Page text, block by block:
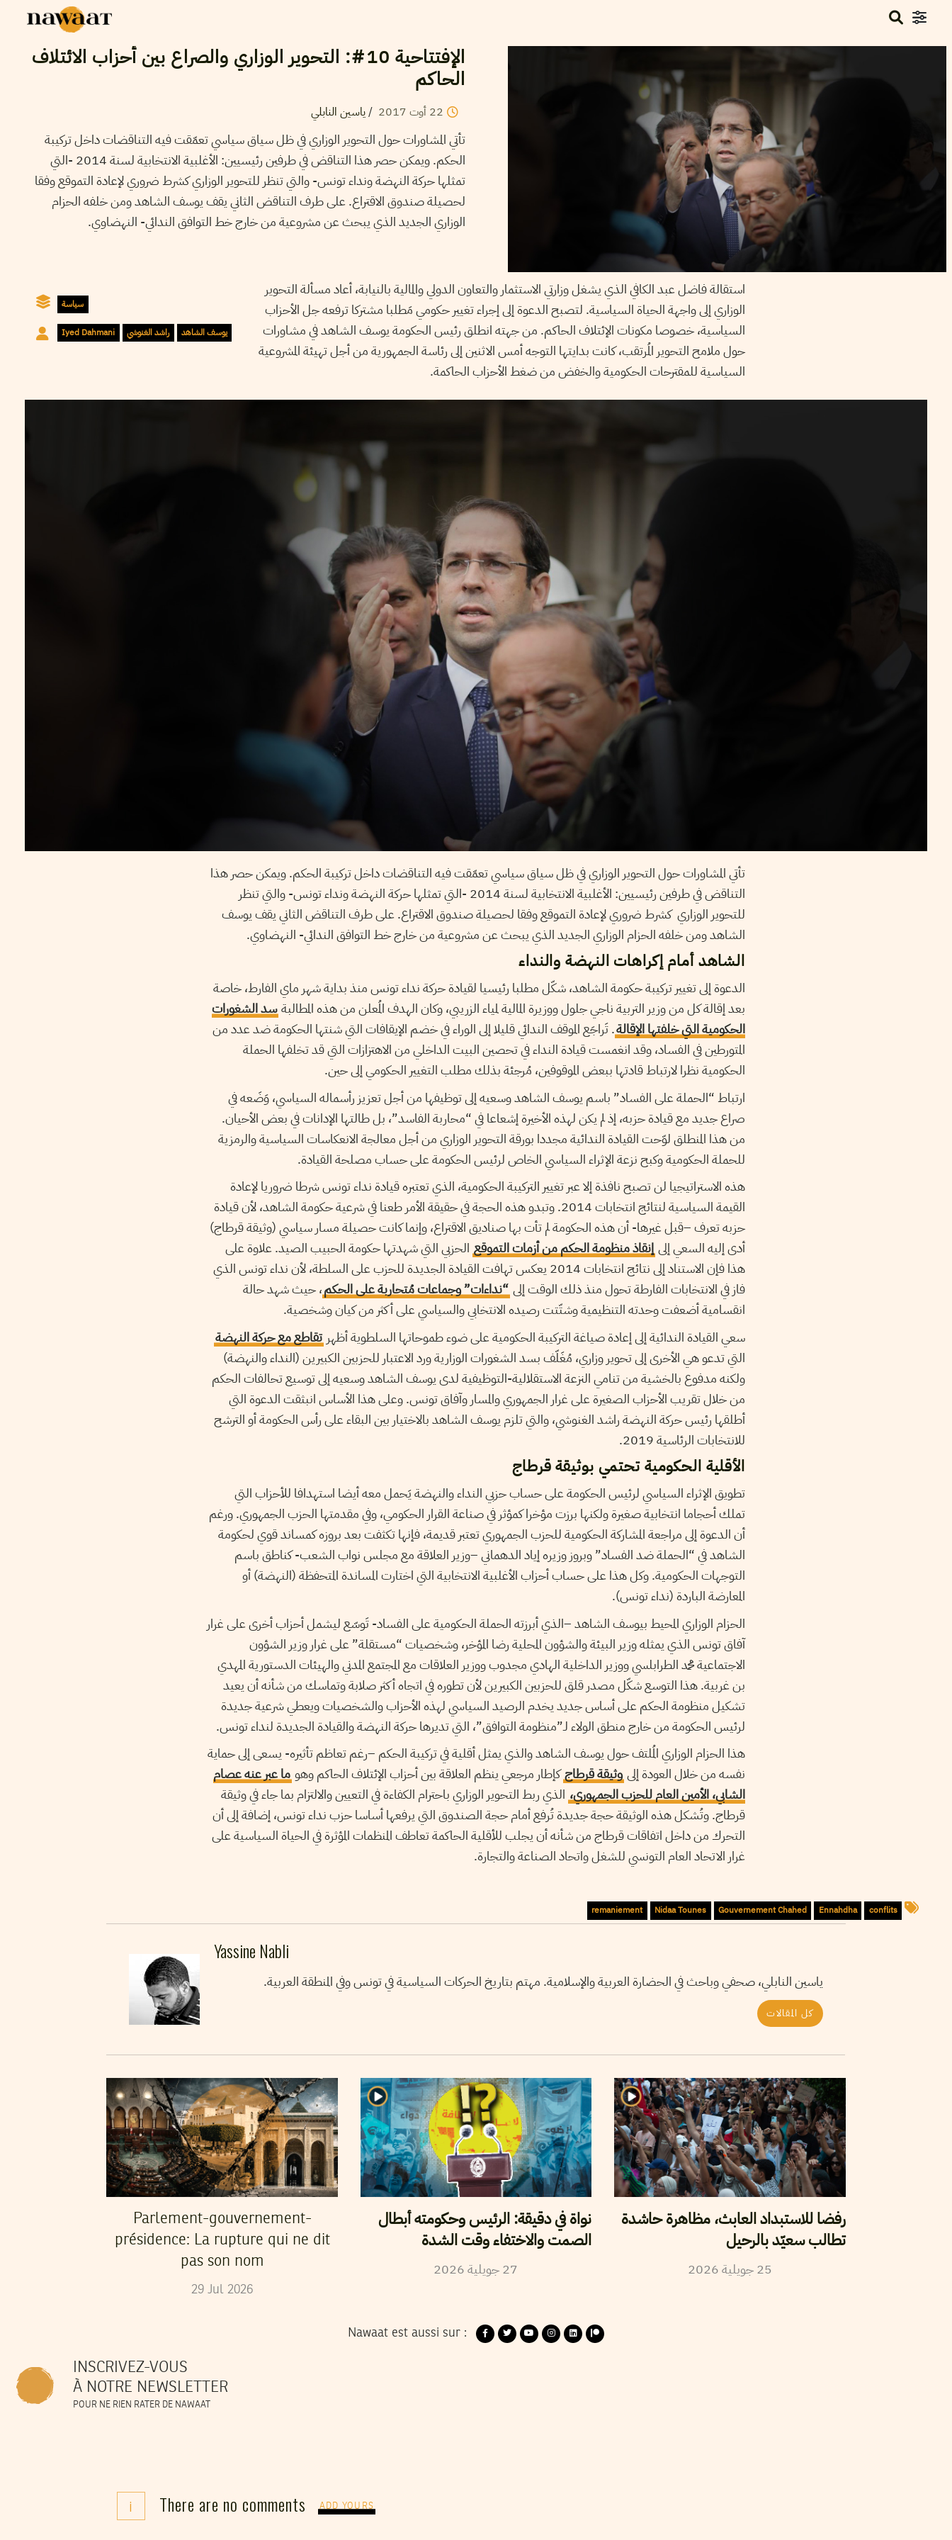
الإفتتاحية 10#: التحوير الوزاري والصراع بين أحزاب الائتلاف
الحاكم
22 أوت 2017
/ياسين النابلي
تأتي المشاورات حول التحوير الوزاري في ظل سياق سياسي تعمّقت فيه التناقضات داخل تركيبة
الحكم. ويمكن حصر هذا التناقض في طرفين رئيسيين: الأغلبية الانتخابية لسنة 2014 -التي
تمثلها حركة النهضة ونداء تونس- والتي تنظر للتحوير الوزاري كشرط ضروري لإعادة التموقع وفقا
لحصيلة صندوق الاقتراع. على طرف التناقض الثاني يقف يوسف الشاهد ومن خلفه الحزام
الوزاري الجديد الذي يبحث عن مشروعية من خارج خط التوافق الندائي- النهضاوي.
سياسة
Iyed Dahmani راشد الغنوشي يوسف الشاهد
استقالة فاضل عبد الكافي الذي يشغل وزارتي الاستثمار والتعاون الدولي والمالية بالنيابة، أعاد مسألة التحوير
الوزاري إلى واجهة الحياة السياسية. لتصبح الدعوة إلى إجراء تغيير حكومي مَطلبا مشتركا ترفعه جل الأحزاب
السياسية، خصوصا مكونات الإئتلاف الحاكم. من جهته انطلق رئيس الحكومة يوسف الشاهد في مشاورات
حول ملامح التحوير المُرتقب، كانت بدايتها التوجه أمس الاثنين إلى رئاسة الجمهورية من أجل تهيئة المشروعية
السياسية للمقترحات الحكومية والخفض من ضغط الأحزاب الحاكمة.
تأتي المشاورات حول التحوير الوزاري في ظل سياق سياسي تعمّقت فيه التناقضات داخل تركيبة الحكم. ويمكن حصر هذا
التناقض في طرفين رئيسيين: الأغلبية الانتخابية لسنة 2014 -التي تمثلها حركة النهضة ونداء تونس- والتي تنظر
للتحوير الوزاري كشرط ضروري لإعادة التموقع وفقا لحصيلة صندوق الاقتراع. على طرف التناقض الثاني يقف يوسف
الشاهد ومن خلفه الحزام الوزاري الجديد الذي يبحث عن مشروعية من خارج خط التوافق الندائي- النهضاوي.
الشاهد أمام إكراهات النهضة والنداء
الدعوة إلى تغيير تركيبة حكومة الشاهد، شكّل مطلبا رئيسيا لقيادة حركة نداء تونس منذ بداية شهر ماي الفارط، خاصة
بعد إقالة كل من وزير التربية ناجي جلول ووزيرة المالية لمياء الزريبي، وكان الهدف المُعلن من هذه المطالبة سد الشغورات
الحكومية التي خلفتها الإقالة. تَراجَع الموقف الندائي قليلا إلى الوراء في خضم الإيقافات التي شنتها الحكومة ضد عدد من
المتورطين في الفساد، وقد انغمست قيادة النداء في تحصين البيت الداخلي من الاهتزازات التي قد تخلفها الحملة
الحكومية نظرا لارتباط قادتها ببعض الموقوفين، مُرجئة بذلك مطلب التغيير الحكومي إلى حين.
ارتباط “الحملة على الفساد” باسم يوسف الشاهد وسعيه إلى توظيفها من أجل تعزيز رأسماله السياسي، وَضَعه في
صراع جديد مع قيادة حزبه، إذ لم يكن لهذه الأخيرة إشعاعا في “محاربة الفاسد”، بل طالتها الإدانات في بعض الأحيان.
من هذا المنطلق لوّحت القيادة الندائية مجددا بورقة التحوير الوزاري من أجل معالجة الانعكاسات السياسية والرمزية
للحملة الحكومية وكبح نزعة الإثراء السياسي الخاص لرئيس الحكومة على حساب مصلحة القيادة.
هذه الاستراتيجيا لن تصبح نافذة إلا عبر تغيير التركيبة الحكومية، الذي تعتبره قيادة نداء تونس شرطا ضروريا لإعادة
القيمة السياسية لنتائج انتخابات 2014. وتبدو هذه الحجة في حقيقة الأمر طعنا في شرعية حكومة الشاهد، لأن قيادة
حزبه تعرف –قبل غيرها- أن هذه الحكومة لم تأت بها صناديق الاقتراع، وإنما كانت حصيلة مسار سياسي (وثيقة قرطاج)
أدى إليه السعي إلى إنقاذ منظومة الحكم من أزمات التموقع الحزبي التي شهدتها حكومة الحبيب الصيد. علاوة على
هذا فإن الاستناد إلى نتائج انتخابات 2014 يعكس تهافت القيادة الجديدة للحزب على السلطة، لأن نداء تونس الذي
فاز في الانتخابات الفارطة تحول منذ ذلك الوقت إلى “نداءات” وجماعات مُتحاربة على الحكم، حيث شهد حالة
انقسامية أضعفت وحدته التنظيمية وشتّتت رصيده الانتخابي والسياسي على أكثر من كيان وشخصية.
سعي القيادة الندائية إلى إعادة صياغة التركيبة الحكومية على ضوء طموحاتها السلطوية أظهر تقاطع مع حركة النهضة
التي تدعو هي الأخرى إلى تحوير وزاري، مُغَلّف بسد الشغورات الوزارية ورد الاعتبار للحزبين الكبيرين (النداء والنهضة)
ولكنه مدفوع بالخشية من تنامي النزعة الاستقلالية-التوظيفية لدى يوسف الشاهد وسعيه إلى توسيع تحالفات الحكم
من خلال تقريب الأحزاب الصغيرة على غرار الجمهوري والمسار وآفاق تونس. وعلى هذا الأساس انبثقت الدعوة التي
أطلقها رئيس حركة النهضة راشد الغنوشي، والتي تلزم يوسف الشاهد بالاختيار بين البقاء على رأس الحكومة أو الترشح
للانتخابات الرئاسية 2019.
الأقلية الحكومية تحتمي بوثيقة قرطاج
تطويق الإثراء السياسي لرئيس الحكومة على حساب حزبي النداء والنهضة يَحمل معه أيضا استهدافا للأحزاب التي
تملك أحجاما انتخابية صغيرة ولكنها برزت مؤخرا كمؤثر في صناعة القرار الحكومي، وفي مقدمتها الحزب الجمهوري. ورغم
أن الدعوة إلى مراجعة المشاركة الحكومية للحزب الجمهوري تعتبر قديمة، فإنها تكثفت بعد بروزه كمساند قوي لحكومة
الشاهد في “الحملة ضد الفساد” وبروز وزيره إياد الدهماني –وزير العلاقة مع مجلس نواب الشعب- كناطق باسم
التوجهات الحكومية. وكل هذا على حساب أحزاب الأغلبية الانتخابية التي اختارت المساندة المتحفظة (النهضة) أو
المعارضة الباردة (نداء تونس).
الحزام الوزاري المحيط بيوسف الشاهد –الذي أبرزته الحملة الحكومية على الفساد- تَوسّع ليشمل أحزاب أخرى على غرار
آفاق تونس الذي يمثله وزير البيئة والشؤون المحلية رضا المؤخر، وشخصيات “مستقلة” على غرار وزير الشؤون
الاجتماعية محمد الطرابلسي ووزير الداخلية الهادي مجدوب ووزير العلاقات مع المجتمع المدني والهيئات الدستورية المهدي
بن غربية. هذا التوسع شكّل مصدر قلق للحزبين الكبيرين لأن تطوره في اتجاه أكثر صلابة وتماسك من شأنه أن يعيد
تشكيل منظومة الحكم على أساس جديد يخدم الرصيد السياسي لهذه الأحزاب والشخصيات ويعطي شرعية جديدة
لرئيس الحكومة من خارج منطق الولاء لـ”منظومة التوافق”، التي تديرها حركة النهضة والقيادة الجديدة لنداء تونس.
هذا الحزام الوزاري المُلتف حول يوسف الشاهد والذي يمثل أقلية في تركيبة الحكم –رغم تعاظم تأثيره- يسعى إلى حماية
نفسه من خلال العودة إلى وثيقة قرطاجكإطار مرجعي ينظم العلاقة بين أحزاب الإئتلاف الحاكم وهو ما عبر عنه عصام
الشابي، الأمين العام للحزب الجمهوري، الذي ربط التحوير الوزاري باحترام الكفاءة في التعيين والالتزام بما جاء في وثيقة
قرطاج. وتُشكل هذه الوثيقة حجة جديدة تُرفع أمام حجة الصندوق التي يرفعها أساسا حزب نداء تونس، إضافة إلى أن
التحرك من داخل اتفاقات قرطاج من شأنه أن يجلب للأقلية الحاكمة تعاطف المنظمات المؤثرة في الحياة السياسية على
غرار الاتحاد العام التونسي للشغل واتحاد الصناعة والتجارة.
conflits
Ennahdha
Gouvernement Chahed
Nidaa Tounes
remaniement
Yassine Nabli
ياسين النابلي، صحفي وباحث في الحضارة العربية والإسلامية. مهتم بتاريخ الحركات السياسية في تونس وفي المنطقة العربية.
كل المقالات
Parlement-gouvernement-
présidence: La rupture qui ne dit
pas son nom
29 Jul 2026
نواة في دقيقة: الرئيس وحكومته أبطال
الصمت والاختفاء وقت الشدة
27جويلية 2026
رفضا للاستبداد العابث، مظاهرة حاشدة
تطالب سعيّد بالرحيل
25جويلية2026
Nawaat est aussi sur :
INSCRIVEZ-VOUS
À NOTRE NEWSLETTER
POUR NE RIEN RATER DE NAWAAT
i There are no comments ADD YOURS